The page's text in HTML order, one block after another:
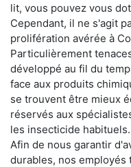
lit, vous pouvez vous
Cependant, il ne s'agit
prolifération avérée à
Particulièrement
développé au fil du
face aux produits
se trouvent être mieux
réservés aux
les insecticide habituels.
Afin de nous garantir
durables, nos